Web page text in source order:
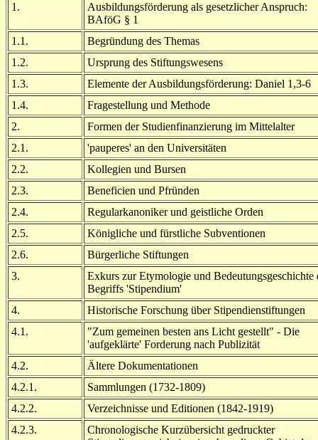
1.
Ausbildungsförderung als gesetzlicher Anspruch:
BAföG § 1
1.1.
Begründung des Themas
1.2.
Ursprung des Stiftungswesens
1.3.
Elemente der Ausbildungsförderung: Daniel 1,3-6
1.4.
Fragestellung und Methode
2.
Formen der Studienfinanzierung im Mittelalter
2.1.
'pauperes' an den Universitäten
2.2.
Kollegien und Bursen
2.3.
Beneficien und Pfründen
2.4.
Regularkanoniker und geistliche Orden
2.5.
Königliche und fürstliche Subventionen
2.6.
Bürgerliche Stiftungen
3.
Exkurs zur Etymologie und Bedeutungsgeschichte
Begriffs 'Stipendium'
4.
Historische Forschung über Stipendienstiftungen
4.1.
"Zum gemeinen besten ans Licht gestellt" - Die
'aufgeklärte' Forderung nach Publizität
4.2.
Ältere Dokumentationen
4.2.1.
Sammlungen (1732-1809)
4.2.2.
Verzeichnisse und Editionen (1842-1919)
4.2.3.
Chronologische Kurzübersicht gedruckter